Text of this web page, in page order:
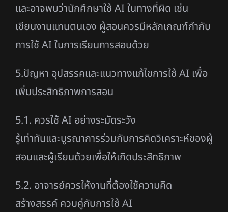
และอาจพบว่านักศึกษาใช้ AI ในทางที่ผิด เช่น
เขียนงานแทนตนเอง ผู้สอนควรมีหลักเกณฑ์กำกับ
การใช้ AI ในการเรียนการสอนด้วย
5.ปัญหา อุปสรรคและแนวทางแก้ไขการใช้ AI เพื่อ
เพิ่มประสิทธิภาพการสอน
5.1. ควรใช้ AI อย่างระมัดระวัง
รู้เท่าทันและบูรณาการร่วมกับการคิดวิเคราะห์ของผู้
สอนและผู้เรียนด้วยเพื่อให้เกิดประสิทธิภาพ
5.2. อาจารย์ควรให้งานที่ต้องใช้ความคิด
สร้างสรรค์ ควบคู่กับการใช้ AI